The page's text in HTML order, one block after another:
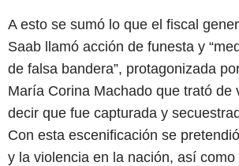
A esto se sumó lo que el fiscal
Saab llamó acción de funesta y
de falsa bandera”, protagonizada
María Corina Machado que trató de
decir que fue capturada y
Con esta escenificación se
y la violencia en la nación, así como